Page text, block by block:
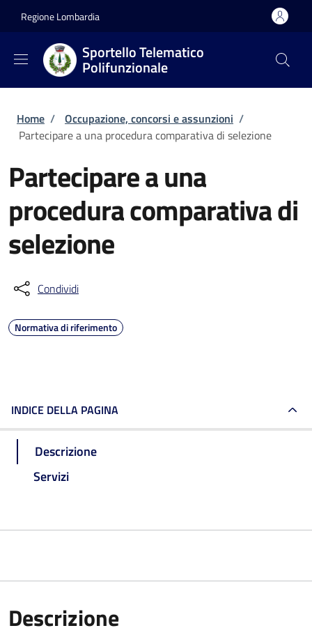
Regione Lombardia
Sportello Telematico
Polifunzionale
Briciole di pane
Home / Occupazione, concorsi e assunzioni /
Partecipare a una procedura comparativa di selezione
Partecipare a una
procedura comparativa di
selezione
Condividi
Normativa di riferimento
INDICE DELLA PAGINA
Descrizione
Servizi
Descrizione